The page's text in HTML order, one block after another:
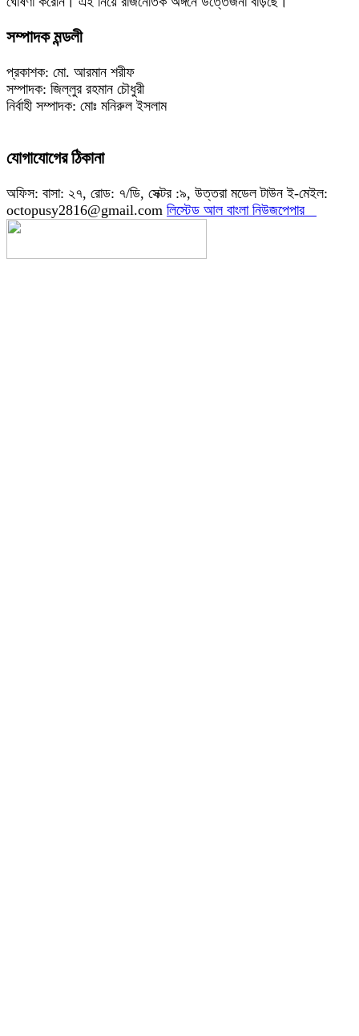
সম্পাদক মন্ডলী
প্রকাশক: মো. আরমান শরীফ
সম্পাদক: জিল্লুর রহমান চৌধুরী
নির্বাহী সম্পাদক: মোঃ মনিরুল ইসলাম
যোগাযোগের ঠিকানা
অফিস: বাসা: ২৭, রোড: ৭/ডি, সেক্টর :৯, উত্তরা মডেল টাউন ই-মেইল:
octopusy2816@gmail.com লিস্টেড আল বাংলা নিউজপেপার